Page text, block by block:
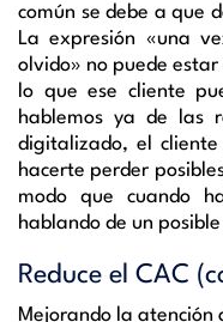
común se debe a que
La expresión «una
olvido» no puede
lo que ese cliente
hablemos ya de las
digitalizado, el
hacerte perder
modo que cuando
hablando de un posible
Reduce el CAC
Mejorando la atención